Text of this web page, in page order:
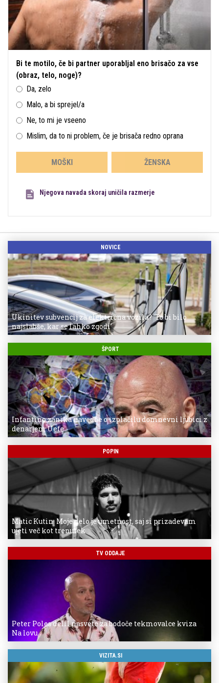
Bi te motilo, če bi partner uporabljal eno brisačo za vse
(obraz, telo, noge)?
Da, zelo
Malo, a bi sprejel/a
Ne, to mi je vseeno
Mislim, da to ni problem, če je brisača redno oprana
MOŠKI ŽENSKA
Njegova navada skoraj uničila razmerje
NOVICE
Ukinitev subvencij za električna vozila? 'To bi bilo
najslabše, kar se lahko zgodi'
ŠPORT
Infantino zanika navedbe o izplačilu domnevni ljubici z
denarjem Uefe
POPIN
Matic Kutin: Moje delo je umetnost, saj si prizadevam
ujeti več kot trenutek
TV ODDAJE
Peter Poles delil nasvete za bodoče tekmovalce kviza
Na lovu
VIZITA.SI